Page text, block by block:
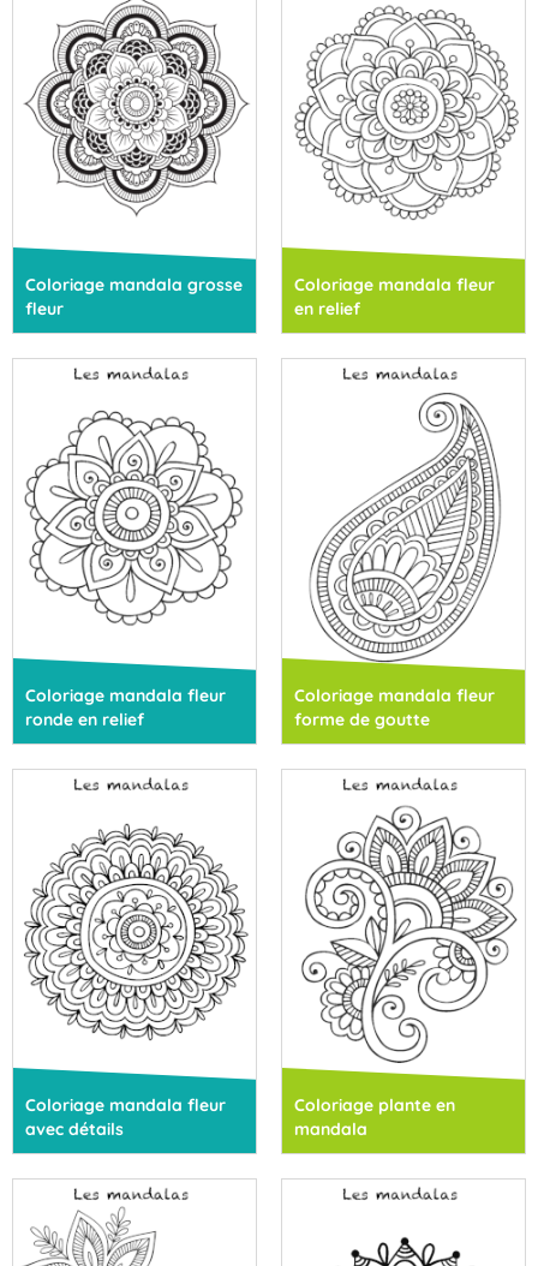
Coloriage mandala grosse
fleur
Coloriage mandala fleur
en relief
Coloriage mandala fleur
ronde en relief
Coloriage mandala fleur
forme de goutte
Coloriage mandala fleur
avec détails
Coloriage plante en
mandala